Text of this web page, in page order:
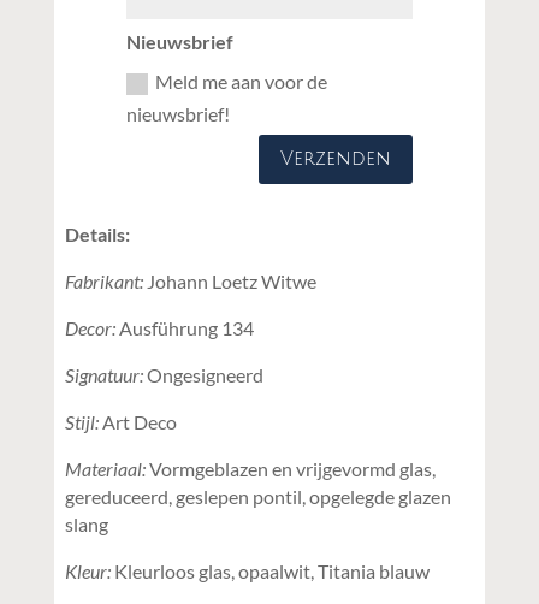
Nieuwsbrief
Meld me aan voor de
nieuwsbrief!
Verzenden
Details:
Fabrikant:Johann Loetz Witwe
Decor:Ausführung 134
Signatuur:Ongesigneerd
Stijl:Art Deco
Materiaal:Vormgeblazen en vrijgevormd glas,
gereduceerd, geslepen pontil, opgelegde glazen
slang
Kleur:Kleurloos glas, opaalwit, Titania blauw